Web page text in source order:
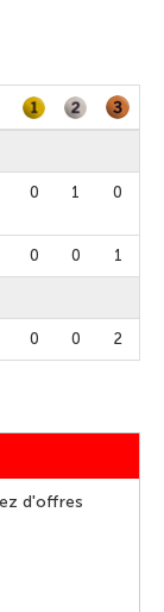
0 1 0
0 0 1
0 0 2
d'offres